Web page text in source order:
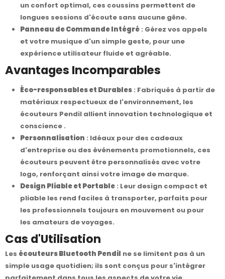
un confort optimal, ces coussins permettent de
longues sessions d'écoute sans aucune gêne.
Panneau de Commande Intégré : Gérez vos appels
et votre musique d'un simple geste, pour une
expérience utilisateur fluide et agréable.
Avantages Incomparables
Éco-responsables et Durables : Fabriqués à partir de
matériaux respectueux de l'environnement, les
écouteurs Pendil allient innovation technologique et
conscience .
Personnalisation : Idéaux pour des cadeaux
d'entreprise ou des événements promotionnels, ces
écouteurs peuvent être personnalisés avec votre
logo, renforçant ainsi votre image de marque.
Design Pliable et Portable : Leur design compact et
pliable les rend faciles à transporter, parfaits pour
les professionnels toujours en mouvement ou pour
les amateurs de voyages.
Cas d'Utilisation
Les écouteurs Bluetooth Pendil ne se limitent pas à un
simple usage quotidien; ils sont conçus pour s'intégrer